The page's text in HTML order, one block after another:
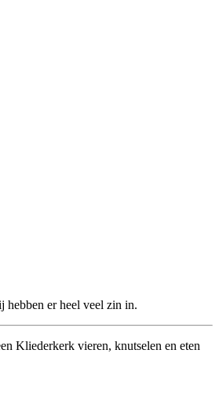
er heel veel zin in.
Kliederkerk vieren, knutselen en eten